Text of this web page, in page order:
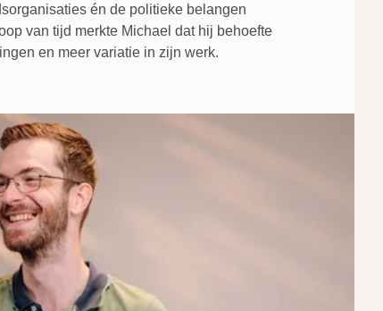
én de politieke belangen
van tijd merkte Michael dat hij behoefte
en meer variatie in zijn werk.